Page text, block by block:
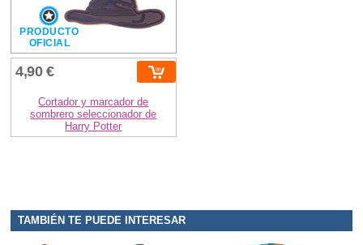
PRODUCTO
OFICIAL
4,90 €
Cortador y marcador de
sombrero seleccionador de
Harry Potter
TAMBIÉN TE PUEDE INTERESAR